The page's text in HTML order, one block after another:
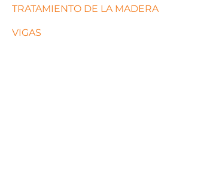
TRATAMIENTO DE LA MADERA
VIGAS